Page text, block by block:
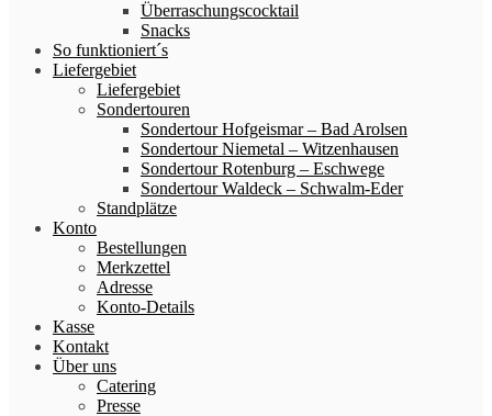
Überraschungscocktail
Snacks
So funktioniert´s
Liefergebiet
Liefergebiet
Sondertouren
Sondertour Hofgeismar – Bad Arolsen
Sondertour Niemetal – Witzenhausen
Sondertour Rotenburg – Eschwege
Sondertour Waldeck – Schwalm-Eder
Standplätze
Konto
Bestellungen
Merkzettel
Adresse
Konto-Details
Kasse
Kontakt
Über uns
Catering
Presse